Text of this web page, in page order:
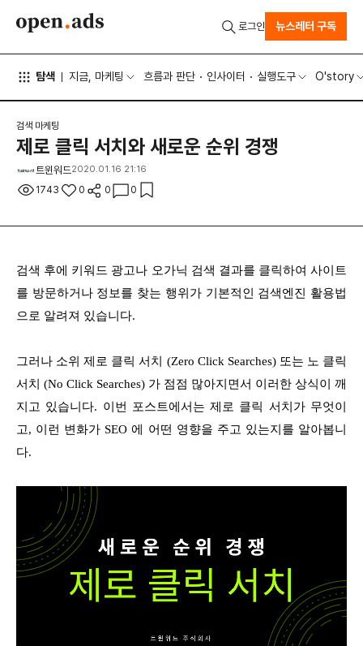
탐색 지금, 마케팅 흐름과 판단 인사이터 실행도구 O'story
로그인 뉴스레터 구독
검색 마케팅
제로 클릭 서치와 새로운 순위 경쟁
트윈워드2020.01.16 21:16
1743 0 0 0
검색 후에 키워드 광고나 오가닉 검색 결과를 클릭하여 사이트
를 방문하거나 정보를 찾는 행위가 기본적인 검색엔진 활용법
으로 알려져 있습니다.
그러나 소위 제로 클릭 서치 (Zero Click Searches) 또는 노 클릭
서치 (No Click Searches) 가 점점 많아지면서 이러한 상식이 깨
지고 있습니다. 이번 포스트에서는 제로 클릭 서치가 무엇이
고, 이런 변화가 SEO 에 어떤 영향을 주고 있는지를 알아봅니
다.